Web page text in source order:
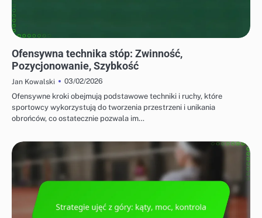
Ofensywna technika stóp: Zwinność,
Pozycjonowanie, Szybkość
Jan Kowalski
03/02/2026
Ofensywne kroki obejmują podstawowe techniki i ruchy, które
sportowcy wykorzystują do tworzenia przestrzeni i unikania
obrońców, co ostatecznie pozwala im…